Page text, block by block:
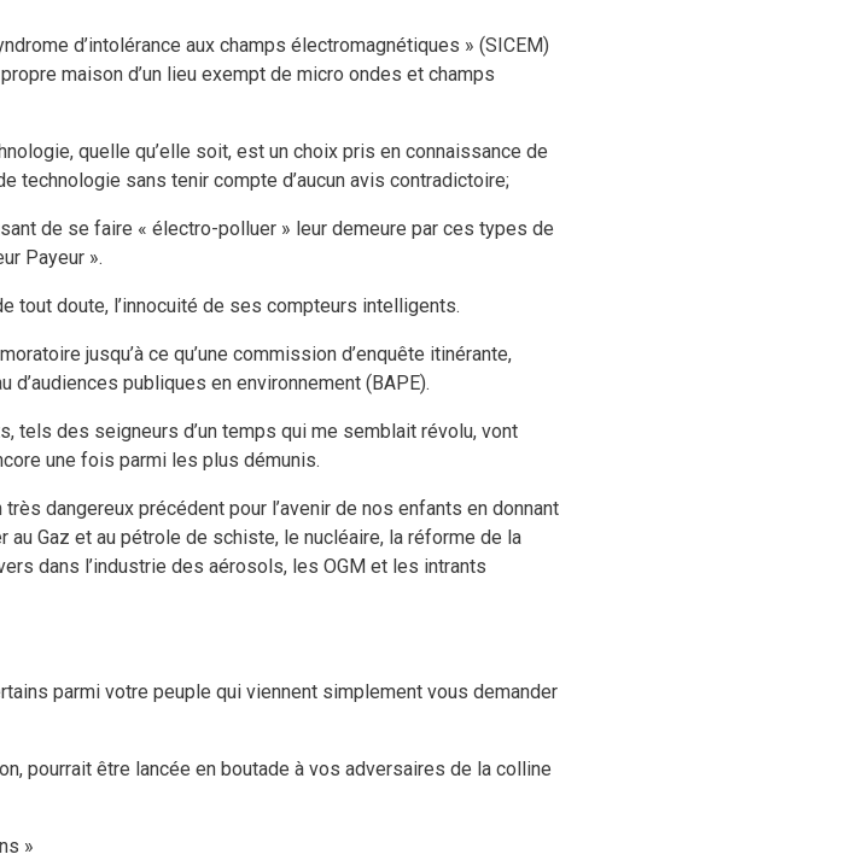
d’intolérance aux champs électromagnétiques » (SICEM)
maison d’un lieu exempt de micro ondes et champs
quelle qu’elle soit, est un choix pris en connaissance de
technologie sans tenir compte d’aucun avis contradictoire;
de se faire « électro-polluer » leur demeure par ces types de
Payeur ».
tout doute, l’innocuité de ses compteurs intelligents.
jusqu’à ce qu’une commission d’enquête itinérante,
publiques en environnement (BAPE).
tels des seigneurs d’un temps qui me semblait révolu, vont
une fois parmi les plus démunis.
dangereux précédent pour l’avenir de nos enfants en donnant
au Gaz et au pétrole de schiste, le nucléaire, la réforme de la
dans l’industrie des aérosols, les OGM et les intrants
parmi votre peuple qui viennent simplement vous demander
pourrait être lancée en boutade à vos adversaires de la colline
»